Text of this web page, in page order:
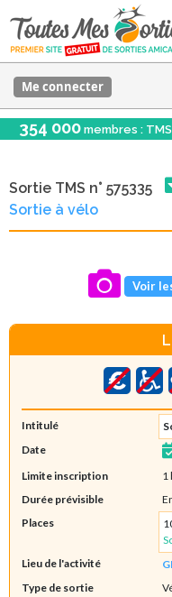
Me connecter
354 000 membres : TMS
Sortie TMS n° 575335
Sortie à vélo
Voir
Intitulé
Date
Limite inscription
1
Durée prévisible
Places
Lieu de l'activité
Type de sortie